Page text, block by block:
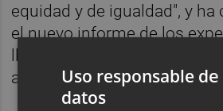
equidad y de igualdad", y
el nuevo informe de los
ante su "inoperancia
Uso responsable de
datos